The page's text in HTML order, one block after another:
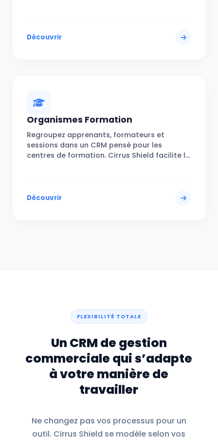
Découvrir
Organismes Formation
Regroupez apprenants, formateurs et
sessions dans un CRM pensé pour les
centres de formation. Cirrus Shield facilite la
Découvrir
FLEXIBILITÉ TOTALE
Un CRM de gestion
commerciale qui s’adapte
à votre manière de
travailler
Ne changez pas vos processus pour un
outil. Cirrus Shield se modèle selon vos